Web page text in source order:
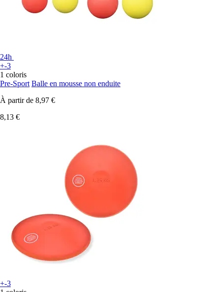
24h
+-3
1 coloris
Pre-Sport Balle en mousse non enduite
À partir de 8,97 €
8,13 €
+-3